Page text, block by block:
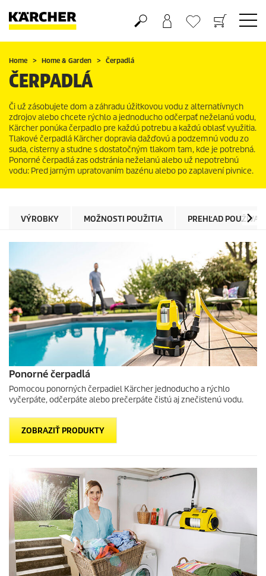
Nákupný košík
Obľúbené produkty
Home Home & Garden Čerpadlá
ČERPADLÁ
Či už zásobujete dom a záhradu úžitkovou vodu z alternatívnych
zdrojov alebo chcete rýchlo a jednoducho odčerpať neželanú vodu,
Kärcher ponúka čerpadlo pre každú potrebu a každú oblasť využitia.
Tlakové čerpadlá Kärcher dopravia dažďovú a podzemnú vodu zo
suda, cisterny a studne s dostatočným tlakom tam, kde je potrebná.
Ponorné čerpadlá zas odstránia neželanú alebo už nepotrebnú
vodu: Pred jarným upratovaním bazénu alebo po zaplavení pivnice.
VÝROBKY MOŽNOSTI POUŽITIA PREHĽAD
Ponorné čerpadlá
Pomocou ponorných čerpadiel Kärcher jednoducho a rýchlo
vyčerpáte, odčerpáte alebo prečerpáte čistú aj znečistenú vodu.
ZOBRAZIŤ PRODUKTY